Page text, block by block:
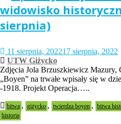
widowisko
sierpnia)
11 sierpnia, 202217 sierpnia, 2022
UTW Giżycko
Zdjęcia Jola Brzuszkiewicz Mazury,
„Boyen” na trwałe wpisały się w
-1918. Projekt Operacja…..
bitwa , giżycko , twierdza boyen , bitwa
historia